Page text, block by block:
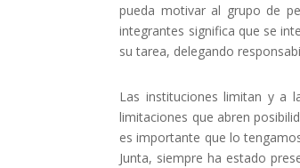
pueda motivar al grupo de
integrantes significa que se
su tarea, delegando
Las instituciones limitan y a
limitaciones que abren
es importante que lo
Junta, siempre ha estado